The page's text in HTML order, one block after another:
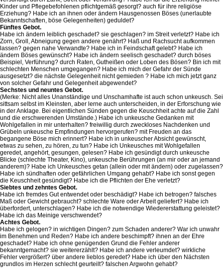
Kinder und Pflegebefohlenen pflichtgemäß gesorgt? auch für ihre religiöse
Erziehung? Habe ich an ihnen oder ändern Hausgenossen Böses (unerlaubte
Bekanntschaften, böse Gelegenheiten) geduldet?
Fünftes Gebot.
Habe ich ändern leiblich geschadet? sie geschlagen? im Streit verletzt? Habe ich
Zorn, Groll, Abneigung gegen andere genährt? Haß und Rachsucht aufkommen
lassen? gegen nahe Verwandte? Habe ich in Feindschaft gelebt? Habe ich
ändern Böses gewünscht? Habe ich ändern seelisch geschadet? durch böses
Beispiel, Verführung? durch Raten, Gutheißen oder Loben des Bösen? Bin ich mit
schlechten Menschen umgegangen? Habe ich mich der Gefahr der Sünde
ausgesetzt? die nächste Gelegenheit nicht gemieden ? Habe ich mich jetzt ganz
von solcher Gefahr und Gelegenheit abgewendet?
Sechstes und neuntes Gebot.
(Merke: Nicht alles Unanständige und Unschamhafte ist auch schon unkeusch. Sei
sittsam selbst im Kleinsten, aber lerne auch unterscheiden, in der Erforschung wie
in der Anklage. Bei eigentlichen Sünden gegen die Keuschheit achte auf die Zahl
und die erschwerenden Umstände.) Habe ich unkeusche Gedanken mit
Wohlgefallen in mir unterhalten? freiwillig durch zweckloses Nachdenken und
Grübeln unkeusche Empfindungen hervorgerufen? mit Freuden an das
begangene Böse mich erinnert? Habe ich in unkeuscher Absicht gewünscht,
etwas zu sehen, zu hören, zu tun? Habe ich Unkeusches mit Wohlgefallen
geredet, angehört, gesungen, gelesen? Habe ich gesündigt durch unkeusche
Blicke (schlechte Theater, Kino), unkeusche Berührungen (an mir oder an jemand
anderem)? Habe ich Unkeusches getan (allein oder mit ändern) oder zugelassen?
Habe ich sündhaften oder gefährlichen Umgang gehabt? Habe ich sonst gegen
die Keuschheit gesündigt? Habe ich die Pflichten der Ehe verletzt?
Siebtes und zehntes Gebot.
Habe ich fremdes Gut entwendet oder beschädigt? Habe ich betrogen? falsches
Maß oder Gewicht gebraucht? schlechte Ware oder Arbeit geliefert? Habe ich
überfordert, unterschlagen? Habe ich die notwendige Wiedererstattung geleistet?
Habe ich das Meinige verschwendet?
Achtes Gebot.
Habe ich gelogen? in wichtigen Dingen? zum Schaden anderer? War ich unwahr
im Benehmen und Reden? Habe ich andere beschimpft? ihnen an der Ehre
geschadet? Habe ich ohne genügenden Grund die Fehler anderer
bekanntgemacht? sie weitererzählt? Habe ich andere verleumdet? wirkliche
Fehler vergrößert? über andere lieblos geredet? Habe ich über den Nächsten
grundlos im Herzen schlecht geurteilt? falschen Argwohn gehabt?